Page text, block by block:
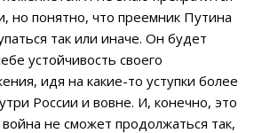
но понятно, что преемник Путина
так или иначе. Он будет
устойчивость своего
идя на какие-то уступки более
России и вовне. И, конечно, это
не сможет продолжаться так,